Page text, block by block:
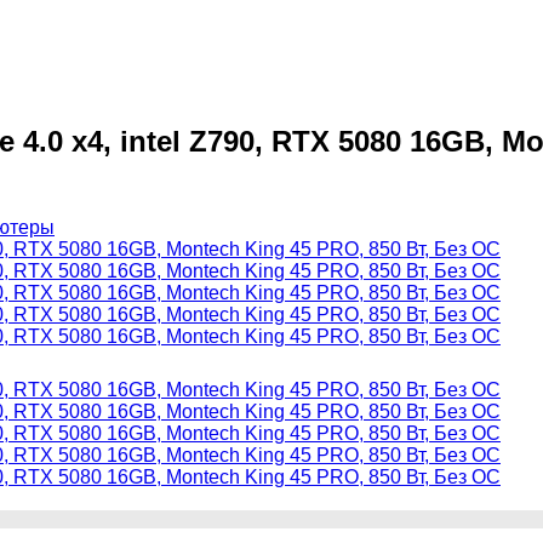
4.0 x4, intel Z790, RTX 5080 16GB,